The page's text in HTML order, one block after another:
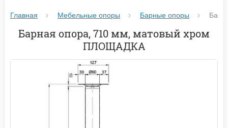
Главная Мебельные опоры Барные опоры
Барная опора, 710 мм, матовый хром
ПЛОЩАДКА